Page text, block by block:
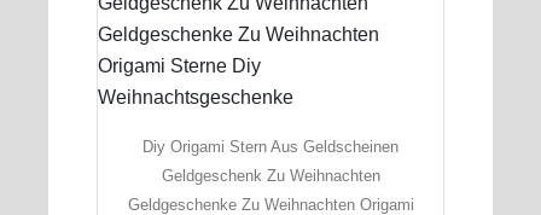
Diy Origami Stern Aus Geldscheinen
Geldgeschenk Zu Weihnachten
Geldgeschenke Zu Weihnachten Origami